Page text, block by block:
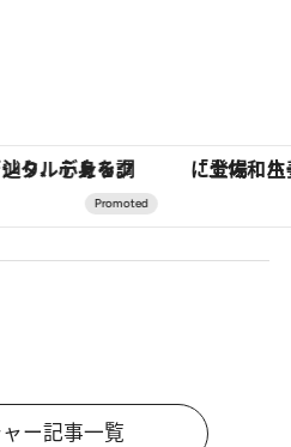
登場！生姜、山椒、大葉など目にも舌にも涼を呼ぶ郷土の味 【銀座で出合う最旬美容】美髪ケアや上質
ー記事一覧